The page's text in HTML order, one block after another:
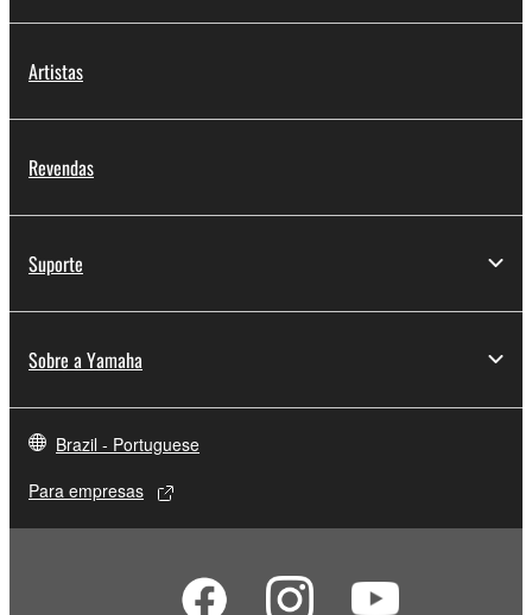
Artistas
Revendas
Suporte
Sobre a Yamaha
Brazil - Portuguese
Para empresas